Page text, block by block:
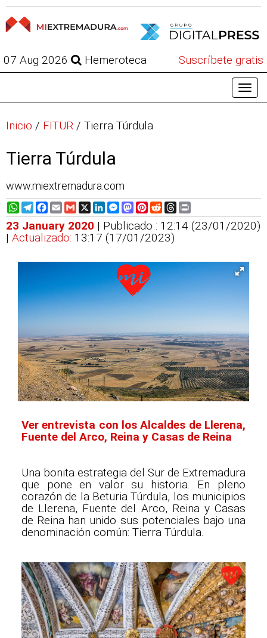
07 Aug 2026 Hemeroteca Suscríbete gratis
Inicio / FITUR / Tierra Túrdula
Tierra Túrdula
www.miextremadura.com
WhatsApp
Telegram
Facebook
EmailGmail
X LinkedIn
Messenger
Mastodon
Pinterest
RedditThreads
23 January 2020 | Publicado : 12:14 (23/01/2020)
| Actualizado: 13:17 (17/01/2023)
Ver entrevista con los Alcaldes de Llerena,
Fuente del Arco, Reina y Casas de Reina
Una bonita estrategia del Sur de Extremadura
que pone en valor su historia. En pleno
corazón de la Beturia Túrdula, los municipios
de Llerena, Fuente del Arco, Reina y Casas
de Reina han unido sus potenciales bajo una
denominación común: Tierra Túrdula.